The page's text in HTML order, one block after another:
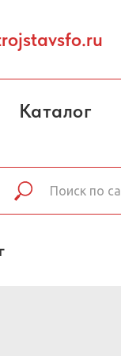
Каталог